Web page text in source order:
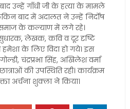
उन्हें गाँधी जी के हत्या के मामले
बाद में अदालत ने उन्हें निर्दोष
के कल्याण में लगे रहे।
लेखक, कवि व दूर दृष्टि
के लिए विदा हो गये। इस
चंद्रप्रभा सिंह, अखिलेश वर्मा
की उपस्थिति रही। कार्यक्रम
अर्चना शुक्ला ने किया।